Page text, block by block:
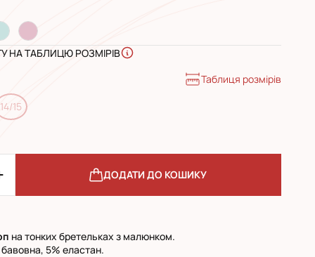
НА ТАБЛИЦЮ РОЗМІРІВ
Таблиця розмірів
14/15
ДОДАТИ ДО КОШИКУ
на тонких бретельках з малюнком.
5% еластан.